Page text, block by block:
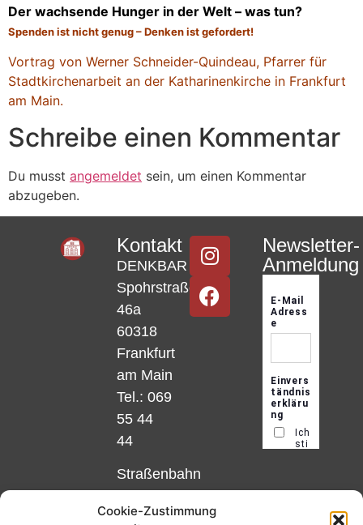
Cookie-Zustimmung
Der wachsende Hunger in der Welt – was tun?
Spenden ist nicht genug – Denken ist gefordert!
Vortrag von Werner Schneider-Quindeau, Pfarrer für
Stadtkirchenarbeit an der Katharinenkirche in Frankfurt
am Main.
Schreibe einen Kommentar
Du musst angemeldet sein, um einen Kommentar
abzugeben.
Kontakt
DENKBAR
Spohrstraße
46a
60318
Frankfurt
am Main
Tel.: 069
55 44
44
Straßenbahn
und 12,
Newsletter-
Anmeldung